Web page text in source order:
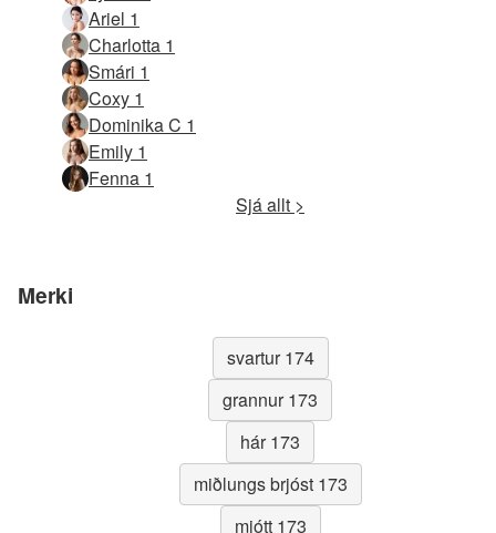
Ariel 1
Charlotta 1
Smári 1
Coxy 1
Dominika C 1
Emily 1
Fenna 1
Sjá allt >
Merki
svartur 174
grannur 173
hár 173
miðlungs brjóst 173
mjótt 173